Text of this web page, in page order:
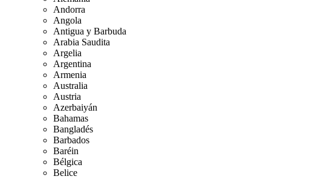
Andorra
Angola
Antigua y Barbuda
Arabia Saudita
Argelia
Argentina
Armenia
Australia
Austria
Azerbaiyán
Bahamas
Bangladés
Barbados
Baréin
Bélgica
Belice